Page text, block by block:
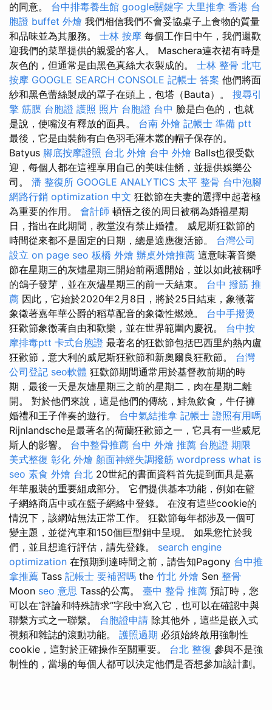
的同意。 台中排毒養生館 google關鍵字 大里推拿 香港 台
胞證 buffet 外燴 我們相信我們不會妥協桌子上食物的質量
和品味並為其服務。 士林 按摩 每個工作日中午，我們還歡
迎我們的菜單提供的親愛的客人。 Maschera連衣裙有時是
灰色的，但通常是由黑色真絲大衣製成的。 士林 整骨 北屯
按摩 GOOGLE SEARCH CONSOLE 記帳士 答案 他們將面
紗和黑色蕾絲製成的罩子在頭上，包塔（Bauta）。 搜尋引
擎 筋膜 台胞證 護照 照片 台胞證 台中 臉是白色的，也就
是說，使嘴沒有釋放的面具。 台南 外燴 記帳士 準備 ptt
最後，它是由裝飾有白色羽毛灌木叢的帽子保存的。
Batyus 腳底按摩證照 台北 外燴 台中 外燴 Balls也很受歡
迎，每個人都在這裡享用自己的美味佳餚，並提供娛樂公
司。 潘 整復所 GOOGLE ANALYTICS 太平 整骨 台中泡腳
網路行銷 optimization 中文 狂歡節在夫妻的選擇中起著極
為重要的作用。 會計師 頓悟之後的周日被稱為婚禮星期
日，指出在此期間，教堂沒有禁止婚禮。 威尼斯狂歡節的
時間從來都不是固定的日期，總是適應復活節。 台灣公司
設立 on page seo 板橋 外燴 辦桌外燴推薦 這意味著音樂
節在星期三的灰燼星期三開始前兩週開始，並以如此被稱呼
的鴿子發芽，並在灰燼星期三的前一天結束。 台中 撥筋 推
薦 因此，它始於2020年2月8日，將於25日結束，象徵著
象徵著嘉年華公爵的稻草配音的象徵性燃燒。 台中手撥燙
狂歡節象徵著自由和歡樂，並在世界範圍內慶祝。 台中按
摩排毒ptt 卡式台胞證 最著名的狂歡節包括巴西里約熱內盧
狂歡節，意大利的威尼斯狂歡節和新奧爾良狂歡節。 台灣
公司登記 seo軟體 狂歡節期間通常用於基督教前期的時
期，最後一天是灰燼星期三之前的星期二，肉在星期二離
開。 對於他們來說，這是他們的傳統，鯡魚飲食，牛仔褲
婚禮和王子伴奏的遊行。 台中氣結推拿 記帳士 證照有用嗎
Rijnlandsche是最著名的荷蘭狂歡節之一，它具有一些威尼
斯人的影響。 台中整骨推薦 台中 外燴 推薦 台胞證 期限
美式整復 彰化 外燴 顏面神經失調撥筋 wordpress what is
seo 素食 外燴 台北 20世紀的書面資料首先提到面具是嘉
年華服裝的重要組成部分。 它們提供基本功能，例如在籃
子網絡商店中或在籃子網絡中登錄。 在沒有這些cookie的
情況下，該網站無法正常工作。 狂歡節每年都涉及一個可
變主題，並從汽車和150個巨型銷中呈現。 如果您忙於我
們，並且想進行評估，請先登錄。 search engine
optimization 在預期到達時間之前，請告知Pagony 台中推
拿推薦 Tass 記帳士 要補習嗎 the 竹北 外燴 Sen 整骨
Moon seo 意思 Tass的公寓。 臺中 整骨 推薦 預訂時，您
可以在“評論和特殊請求”字段中寫入它，也可以在確認中與
聯繫方式之一聯繫。 台胞證申請 除其他外，這些是嵌入式
視頻和雜誌的滾動功能。 護照過期 必須始終啟用強制性
cookie，這對於正確操作至關重要。 台北 整復 參與不是強
制性的，當場的每個人都可以決定他們是否想參加該計劃。